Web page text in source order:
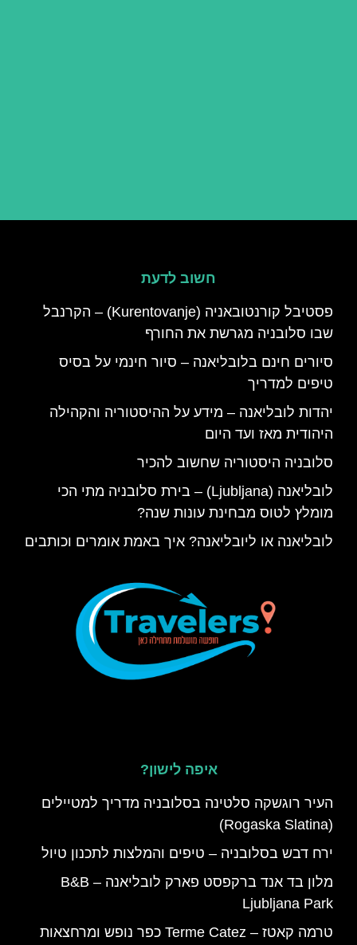
חשוב לדעת
פסטיבל קורנטובאניה (Kurentovanje) – הקרנבל
שבו סלובניה מגרשת את החורף
סיורים חינם בלובליאנה – סיור חינמי על בסיס
טיפים למדריך
יהדות לובליאנה – מידע על ההיסטוריה והקהילה
היהודית מאז ועד היום
סלובניה היסטוריה שחשוב להכיר
לובליאנה (Ljubljana) – בירת סלובניה מתי הכי
מומלץ לטוס מבחינת עונות שנה?
לובליאנה או ליובליאנה? איך באמת אומרים וכותבים
איפה לישון?
העיר רוגשקה סלטינה בסלובניה מדריך למטיילים
(Rogaska Slatina)
ירח דבש בסלובניה – טיפים והמלצות לתכנון טיול
מלון בד אנד ברקפסט פארק לובליאנה – B&B
Ljubljana Park
טרמה קאטז – Terme Catez כפר נופש ומרחצאות